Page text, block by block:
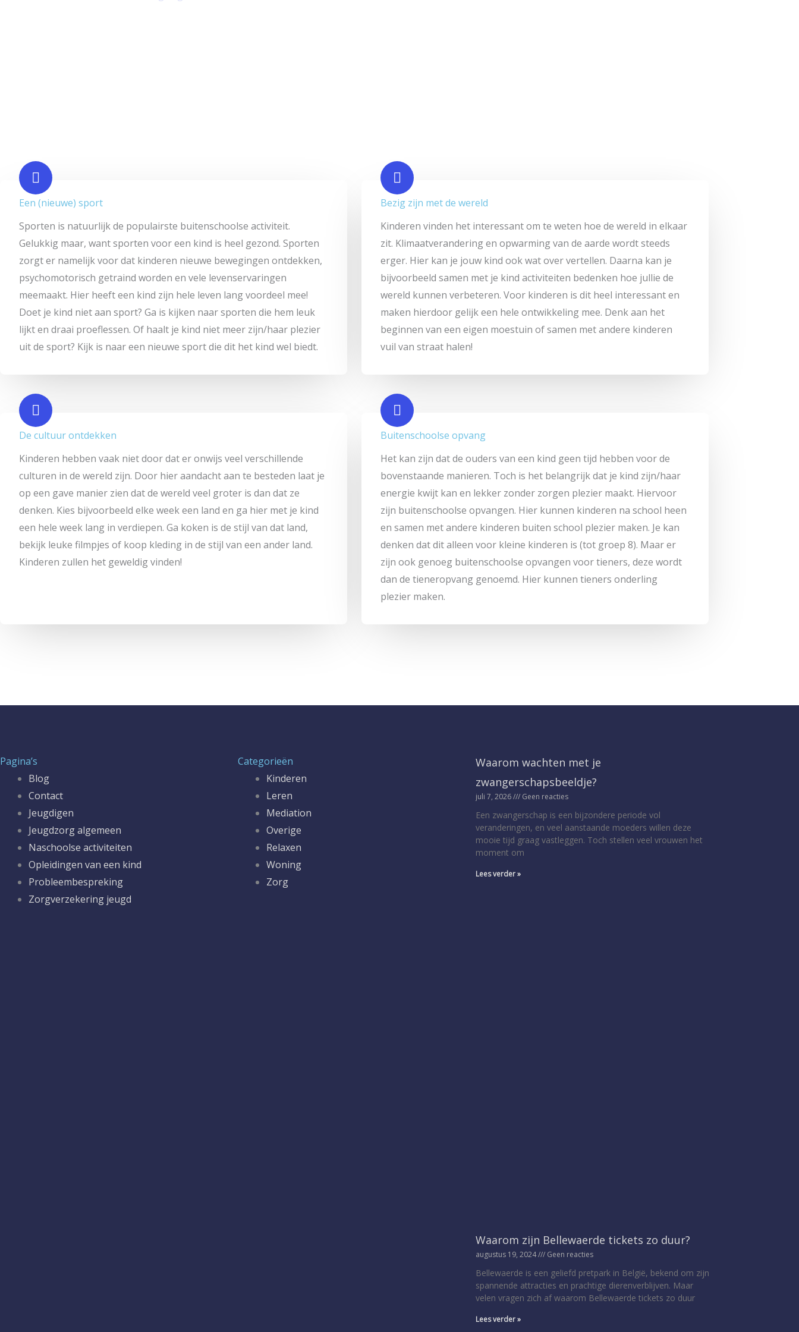
Een (nieuwe) sport
Sporten is natuurlijk de populairste buitenschoolse activiteit.
Gelukkig maar, want sporten voor een kind is heel gezond. Sporten
zorgt er namelijk voor dat kinderen nieuwe bewegingen ontdekken,
psychomotorisch getraind worden en vele levenservaringen
meemaakt. Hier heeft een kind zijn hele leven lang voordeel mee!
Doet je kind niet aan sport? Ga is kijken naar sporten die hem leuk
lijkt en draai proeflessen. Of haalt je kind niet meer zijn/haar plezier
uit de sport? Kijk is naar een nieuwe sport die dit het kind wel biedt.
Bezig zijn met de wereld
Kinderen vinden het interessant om te weten hoe de wereld in elkaar
zit. Klimaatverandering en opwarming van de aarde wordt steeds
erger. Hier kan je jouw kind ook wat over vertellen. Daarna kan je
bijvoorbeeld samen met je kind activiteiten bedenken hoe jullie de
wereld kunnen verbeteren. Voor kinderen is dit heel interessant en
maken hierdoor gelijk een hele ontwikkeling mee. Denk aan het
beginnen van een eigen moestuin of samen met andere kinderen
vuil van straat halen!
De cultuur ontdekken
Kinderen hebben vaak niet door dat er onwijs veel verschillende
culturen in de wereld zijn. Door hier aandacht aan te besteden laat je
op een gave manier zien dat de wereld veel groter is dan dat ze
denken. Kies bijvoorbeeld elke week een land en ga hier met je kind
een hele week lang in verdiepen. Ga koken is de stijl van dat land,
bekijk leuke filmpjes of koop kleding in de stijl van een ander land.
Kinderen zullen het geweldig vinden!
Buitenschoolse opvang
Het kan zijn dat de ouders van een kind geen tijd hebben voor de
bovenstaande manieren. Toch is het belangrijk dat je kind zijn/haar
energie kwijt kan en lekker zonder zorgen plezier maakt. Hiervoor
zijn buitenschoolse opvangen. Hier kunnen kinderen na school heen
en samen met andere kinderen buiten school plezier maken. Je kan
denken dat dit alleen voor kleine kinderen is (tot groep 8). Maar er
zijn ook genoeg buitenschoolse opvangen voor tieners, deze wordt
dan de tieneropvang genoemd. Hier kunnen tieners onderling
plezier maken.
Pagina’s
Blog
Contact
Jeugdigen
Jeugdzorg algemeen
Naschoolse activiteiten
Opleidingen van een kind
Probleembespreking
Zorgverzekering jeugd
Categorieën
Kinderen
Leren
Mediation
Overige
Relaxen
Woning
Zorg
Waarom wachten met je
zwangerschapsbeeldje?
juli 7, 2026 Geen reacties
Een zwangerschap is een bijzondere periode vol
veranderingen, en veel aanstaande moeders willen deze
mooie tijd graag vastleggen. Toch stellen veel vrouwen het
moment om
Lees verder »
Waarom zijn Bellewaerde tickets zo duur?
augustus 19, 2024 Geen reacties
Bellewaerde is een geliefd pretpark in België, bekend om zijn
spannende attracties en prachtige dierenverblijven. Maar
velen vragen zich af waarom Bellewaerde tickets zo duur
Lees verder »